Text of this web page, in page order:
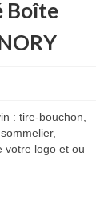
Boîte
: tire-bouchon,
votre logo et ou